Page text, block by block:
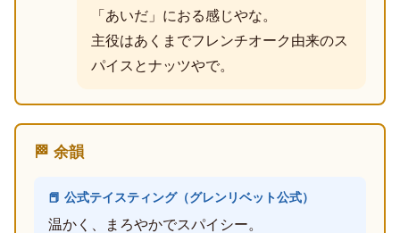
「あいだ」におる感じやな。
主役はあくまでフレンチオーク由来のス
パイスとナッツやで。
🏁 余韻
📕 公式テイスティング（グレンリベット公式）
温かく、まろやかでスパイシー。